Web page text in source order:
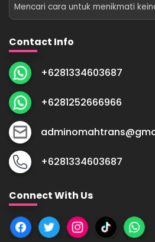
Mencari cara untuk menikmati
Contact Info
+6281334603687
+6281252666966
+6281334603687
Connect With Us